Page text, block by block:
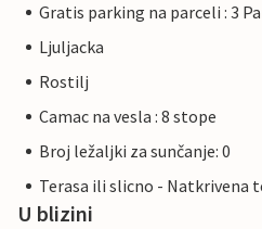
Gratis parking na parceli : 3
Ljuljacka
Rostilj
Camac na vesla : 8 stope
Broj ležaljki za sunčanje: 0
Terasa ili slicno - Natkrivena
U blizini